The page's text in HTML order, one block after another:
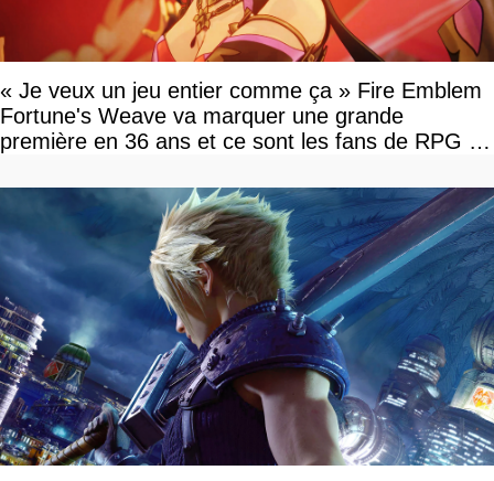
« Je veux un jeu entier comme ça » Fire Emblem
Fortune's Weave va marquer une grande
première en 36 ans et ce sont les fans de RPG en